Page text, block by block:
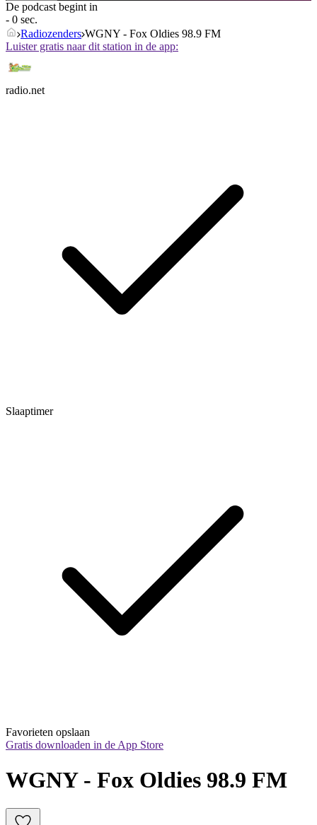
De podcast begint in
- 0 sec.
Radiozenders WGNY - Fox Oldies 98.9 FM
Luister gratis naar dit station in de app:
radio.net
Slaaptimer
Favorieten opslaan
Gratis downloaden in de App Store
WGNY - Fox Oldies 98.9 FM